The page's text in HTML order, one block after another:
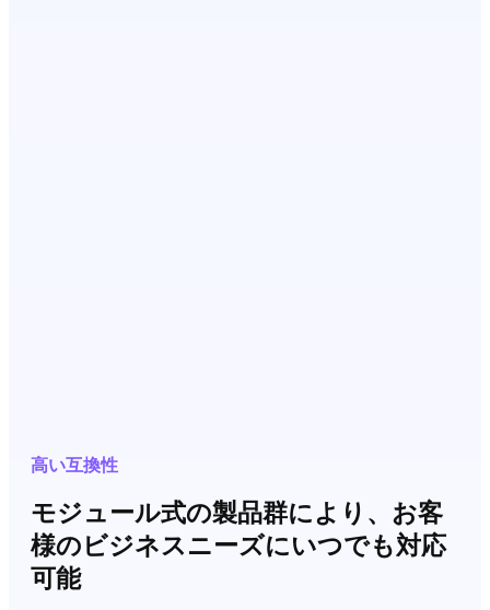
高い互換性
モジュール式の製品群により、お客
様のビジネスニーズにいつでも対応
可能